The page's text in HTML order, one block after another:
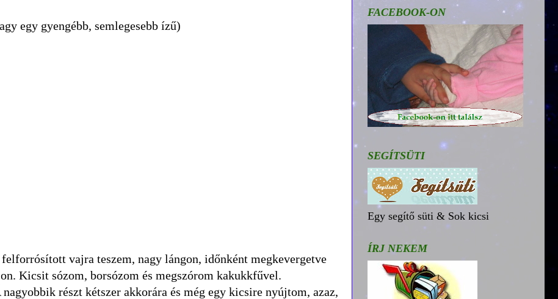
egy gyengébb, semlegesebb ízű)
vajra teszem, nagy lángon, időnként megkevergetve
Kicsit sózom, borsózom és megszórom kakukkfűvel.
részt kétszer akkorára és még egy kicsire nyújtom, azaz,
FACEBOOK-ON
SEGÍTSÜTI
Egy segítő süti & Sok kicsi
ÍRJ NEKEM